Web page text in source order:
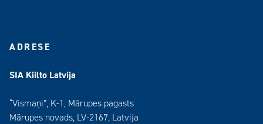
ADRESE
SIA Kiilto Latvija
“Vismaņi”, K-1, Mārupes pagasts
Mārupes novads, LV-2167, Latvija